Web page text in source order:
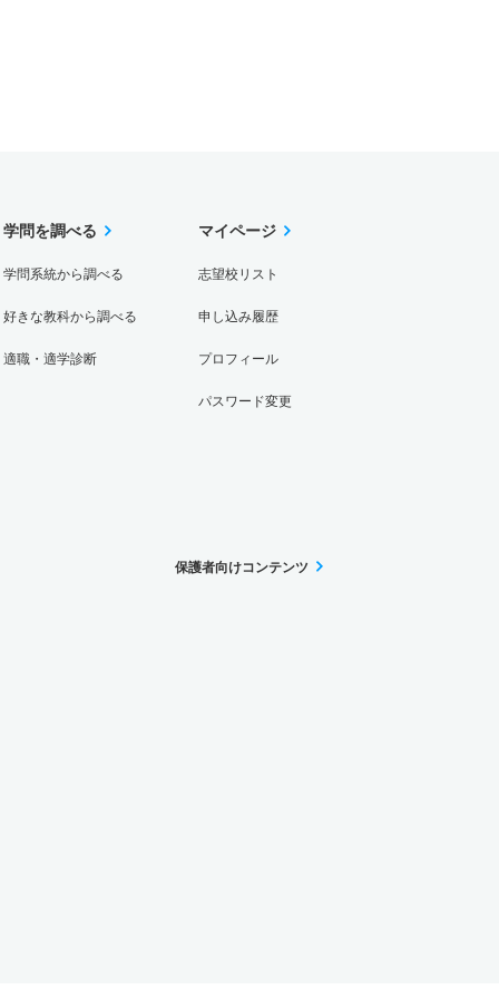
学問を調べる
学問系統から調べる
好きな教科から調べる
適職・適学診断
マイページ
志望校リスト
申し込み履歴
プロフィール
パスワード変更
保護者向けコンテンツ